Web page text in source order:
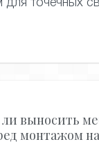
для точечных
лампы
выносить
монтажом